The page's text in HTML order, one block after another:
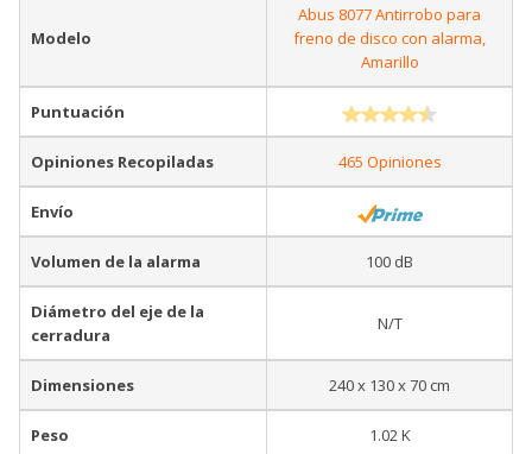
Modelo
Abus 8077 Antirrobo para
freno de disco con alarma,
Amarillo
Puntuación
Opiniones Recopiladas 465 Opiniones
Envío
Volumen de la alarma 100 dB
Diámetro del eje de la
cerradura
N/T
Dimensiones 240 x 130 x 70 cm
Peso 1.02 K